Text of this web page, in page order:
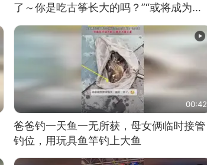
了～你是吃古筝长大的吗？”“或将成为首
日电讯）
00:42
爸爸钓一天鱼一无所获，母女俩临时接管
钓位，用玩具鱼竿钓上大鱼